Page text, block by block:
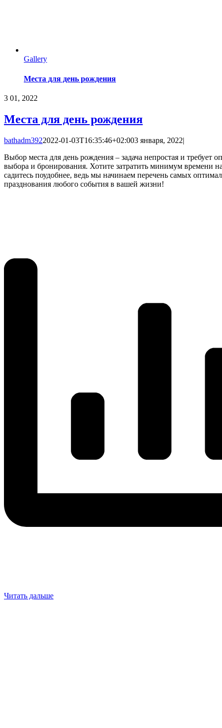
Gallery
Места для день рождения
3 01, 2022
Места для день рождения
bathadm3922022-01-03T16:35:46+02:003 января, 2022|
Выбор места для день рождения – задача непростая и требует
выбора и бронирования. Хотите затратить минимум времени
садитесь поудобнее, ведь мы начинаем перечень самых
празднования любого события в вашей жизни!
Читать дальше